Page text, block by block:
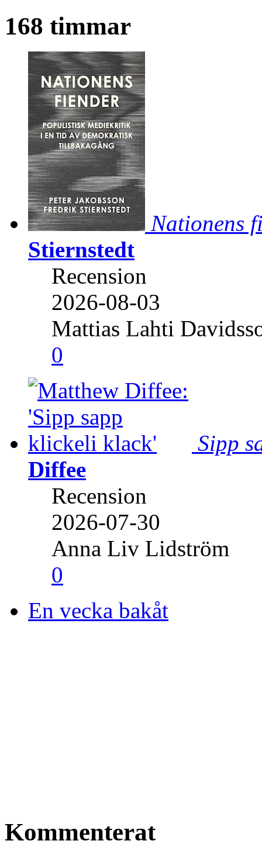
168 timmar
Nationens
Stiernstedt
Recension
2026-08-03
Mattias Lahti
0
Sipp
Diffee
Recension
2026-07-30
Anna Liv Lidström
0
En vecka bakåt
Kommenterat